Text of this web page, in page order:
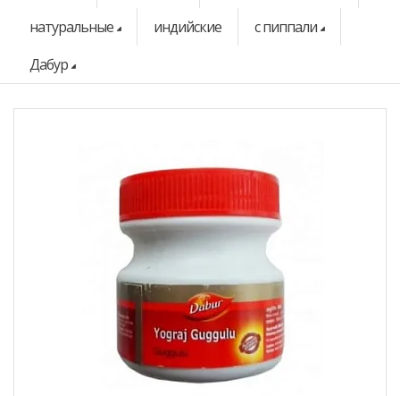
натуральные
индийские
с пиппали
Дабур